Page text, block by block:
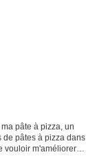
pâte à pizza, un
de pâtes à pizza dans
vouloir m'améliorer